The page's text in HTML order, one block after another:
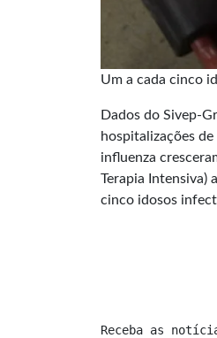
Um a cada cinco
Dados do Sivep-
hospitalizações
influenza
Terapia Intensiva)
cinco idosos
Receba as